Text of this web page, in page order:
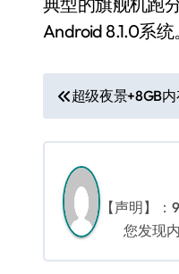
Android 8.1.0系统
文
章
导
航
超级夜景+8GB
【声明】：
您发现